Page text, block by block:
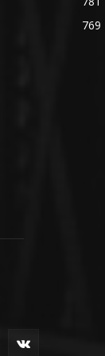
769